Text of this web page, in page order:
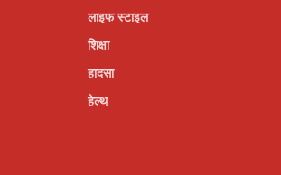
लाइफ स्टाइल
शिक्षा
हादसा
हेल्थ